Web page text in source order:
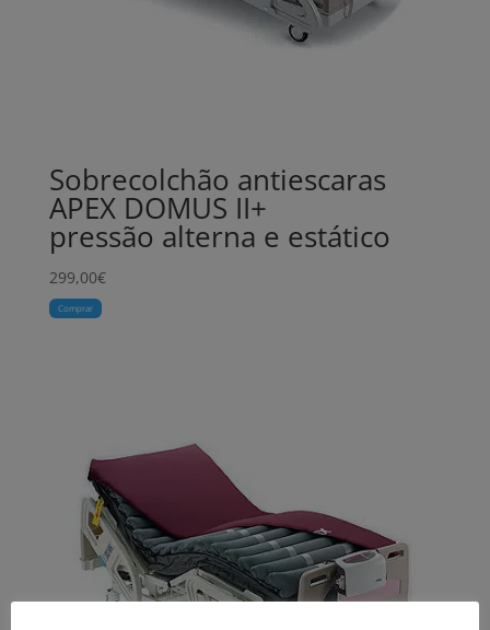
Sobrecolchão antiescaras
APEX DOMUS II+
pressão alterna e estático
299,00€
Comprar